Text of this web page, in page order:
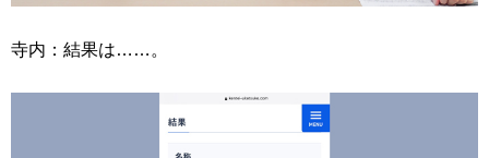
寺内：結果は……。